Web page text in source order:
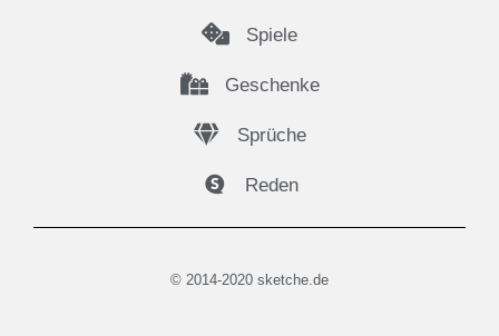
Spiele
Geschenke
Sprüche
Reden
© 2014-2020 sketche.de